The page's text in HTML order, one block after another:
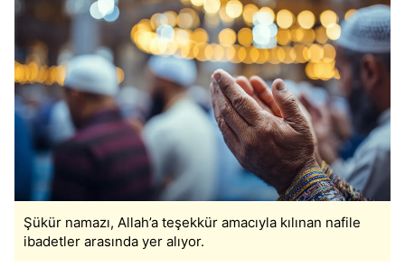
Şükür namazı, Allah’a teşekkür amacıyla kılınan nafile
ibadetler arasında yer alıyor.